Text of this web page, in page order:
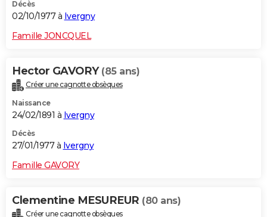
Décès
02/10/1977 à Ivergny
Famille JONCQUEL
Hector GAVORY (85 ans)
Créer une cagnotte obsèques
Naissance
24/02/1891 à Ivergny
Décès
27/01/1977 à Ivergny
Famille GAVORY
Clementine MESUREUR (80 ans)
Créer une cagnotte obsèques